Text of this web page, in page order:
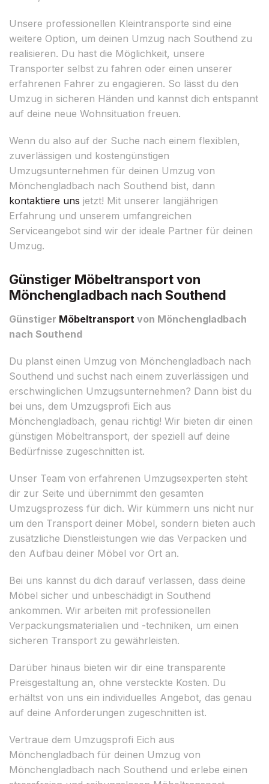
Unsere professionellen Kleintransporte sind eine
weitere Option, um deinen Umzug nach Southend zu
realisieren. Du hast die Möglichkeit, unsere
Transporter selbst zu fahren oder einen unserer
erfahrenen Fahrer zu engagieren. So lässt du den
Umzug in sicheren Händen und kannst dich entspannt
auf deine neue Wohnsituation freuen.
Wenn du also auf der Suche nach einem flexiblen,
zuverlässigen und kostengünstigen
Umzugsunternehmen für deinen Umzug von
Mönchengladbach nach Southend bist, dann
kontaktiere uns jetzt! Mit unserer langjährigen
Erfahrung und unserem umfangreichen
Serviceangebot sind wir der ideale Partner für deinen
Umzug.
Günstiger Möbeltransport von
Mönchengladbach nach Southend
Günstiger Möbeltransport von Mönchengladbach
nach Southend
Du planst einen Umzug von Mönchengladbach nach
Southend und suchst nach einem zuverlässigen und
erschwinglichen Umzugsunternehmen? Dann bist du
bei uns, dem Umzugsprofi Eich aus
Mönchengladbach, genau richtig! Wir bieten dir einen
günstigen Möbeltransport, der speziell auf deine
Bedürfnisse zugeschnitten ist.
Unser Team von erfahrenen Umzugsexperten steht
dir zur Seite und übernimmt den gesamten
Umzugsprozess für dich. Wir kümmern uns nicht nur
um den Transport deiner Möbel, sondern bieten auch
zusätzliche Dienstleistungen wie das Verpacken und
den Aufbau deiner Möbel vor Ort an.
Bei uns kannst du dich darauf verlassen, dass deine
Möbel sicher und unbeschädigt in Southend
ankommen. Wir arbeiten mit professionellen
Verpackungsmaterialien und -techniken, um einen
sicheren Transport zu gewährleisten.
Darüber hinaus bieten wir dir eine transparente
Preisgestaltung an, ohne versteckte Kosten. Du
erhältst von uns ein individuelles Angebot, das genau
auf deine Anforderungen zugeschnitten ist.
Vertraue dem Umzugsprofi Eich aus
Mönchengladbach für deinen Umzug von
Mönchengladbach nach Southend und erlebe einen